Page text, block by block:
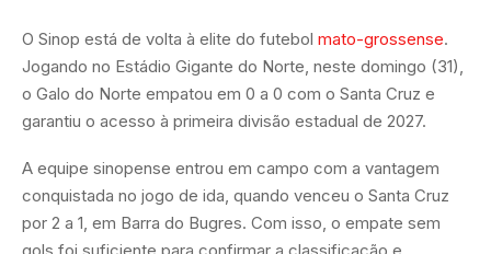
O Sinop está de volta à elite do futebol mato-grossense.
Jogando no Estádio Gigante do Norte, neste domingo (31),
o Galo do Norte empatou em 0 a 0 com o Santa Cruz e
garantiu o acesso à primeira divisão estadual de 2027.
A equipe sinopense entrou em campo com a vantagem
conquistada no jogo de ida, quando venceu o Santa Cruz
por 2 a 1, em Barra do Bugres. Com isso, o empate sem